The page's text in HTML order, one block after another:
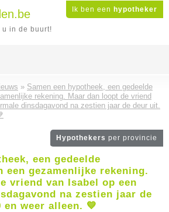
Ik ben een hypotheker
in de buurt!
» Samen een hypotheek, een gedeelde
rekening. Maar dan loopt de vriend
dinsdagavond na zestien jaar de deur uit.
Hypothekers per provincie
een gedeelde
een gezamenlijke rekening.
vriend van Isabel op een
na zestien jaar de
weer alleen. 💙